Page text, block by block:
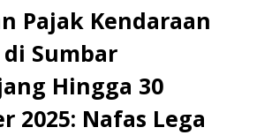
Pajak Kendaraan
Sumbar
Hingga 30
2025: Nafas Lega